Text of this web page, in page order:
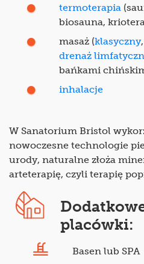
termoterapia
biosauna,
masaż (klasyczny,
drenaż limfatyczn
bańkami
inhalacje
W Sanatorium Bristol
nowoczesne technologie
urody, naturalne złoża
arteterapię, czyli terapię
placówki:
Basen lub SPA